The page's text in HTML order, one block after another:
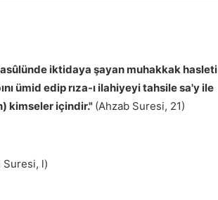
iktidaya şayan muhakkak hasleti
ümid edip rıza-ı ilahiyeyi tahsile sa'y ile
kimseler içindir." (Ahzab Suresi, 21)
Suresi, l)